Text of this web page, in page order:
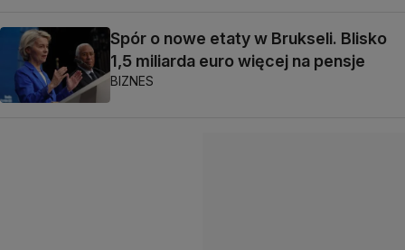
Spór o nowe etaty w Brukseli. Blisko
1,5 miliarda euro więcej na pensje
BIZNES